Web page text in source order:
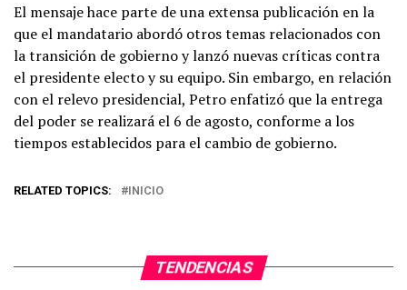
El mensaje hace parte de una extensa publicación en la
que el mandatario abordó otros temas relacionados con
la transición de gobierno y lanzó nuevas críticas contra
el presidente electo y su equipo. Sin embargo, en relación
con el relevo presidencial, Petro enfatizó que la entrega
del poder se realizará el 6 de agosto, conforme a los
tiempos establecidos para el cambio de gobierno.
RELATED TOPICS: INICIO
TENDENCIAS